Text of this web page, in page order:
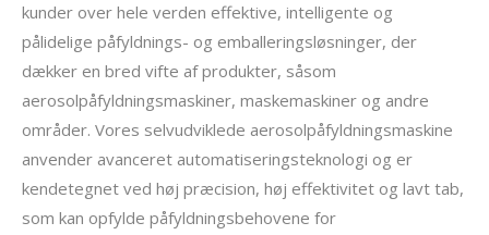
kunder over hele verden effektive, intelligente og
pålidelige påfyldnings- og emballeringsløsninger, der
dækker en bred vifte af produkter, såsom
aerosolpåfyldningsmaskiner, maskemaskiner og andre
områder. Vores selvudviklede aerosolpåfyldningsmaskine
anvender avanceret automatiseringsteknologi og er
kendetegnet ved høj præcision, høj effektivitet og lavt tab,
som kan opfylde påfyldningsbehovene for